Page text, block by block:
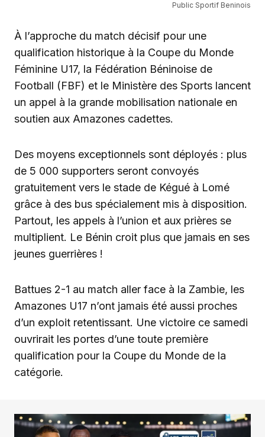
Public Sportif Beninois
À l’approche du match décisif pour une
qualification historique à la Coupe du Monde
Féminine U17, la Fédération Béninoise de
Football (FBF) et le Ministère des Sports lancent
un appel à la grande mobilisation nationale en
soutien aux Amazones cadettes.
Des moyens exceptionnels sont déployés : plus
de 5 000 supporters seront convoyés
gratuitement vers le stade de Kégué à Lomé
grâce à des bus spécialement mis à disposition.
Partout, les appels à l’union et aux prières se
multiplient. Le Bénin croit plus que jamais en ses
jeunes guerrières !
Battues 2-1 au match aller face à la Zambie, les
Amazones U17 n’ont jamais été aussi proches
d’un exploit retentissant. Une victoire ce samedi
ouvrirait les portes d’une toute première
qualification pour la Coupe du Monde de la
catégorie.